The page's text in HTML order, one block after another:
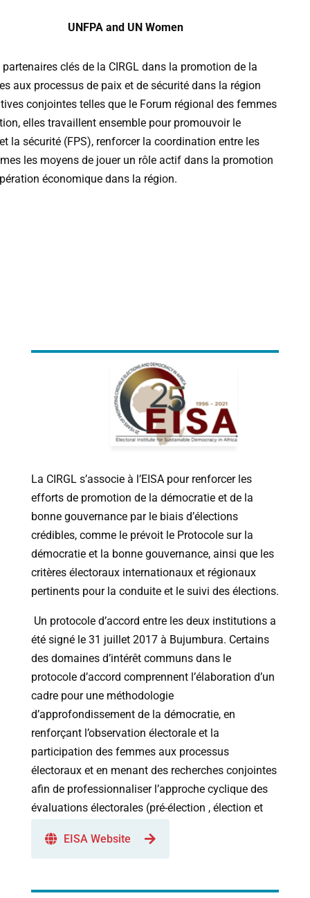
UNFPA and UN Women
partenaires clés de la CIRGL dans la promotion de la
aux processus de paix etde sécurité dans la région
conjointes telles que le Forum régional des femmes
, elles travaillent ensemble pour promouvoir le
la sécurité (FPS), renforcer la coordination entre les
les moyens de jouer un rôle actif dans la promotion
économique dans la région.
La CIRGL s’associe à l’EISA pour renforcer les
efforts de promotion de la démocratie et de la
bonne gouvernance par le biais d’élections
crédibles, comme le prévoit le Protocole sur la
démocratie et la bonne gouvernance, ainsi que les
critères électoraux internationaux et régionaux
pertinents pour la conduite et le suivi des élections.
Un protocole d’accord entre les deux institutions a
été signé le 31 juillet 2017 à Bujumbura. Certains
des domaines d’intérêt communs dans le
protocole d’accord comprennent l’élaboration d’un
cadre pour une méthodologie
d’approfondissement de la démocratie, en
renforçant l’observation électorale et la
participation des femmes aux processus
électoraux et en menant des recherches conjointes
afin de professionnaliser l’approche cyclique des
évaluations électorales (pré-élection , élection et
EISA Website